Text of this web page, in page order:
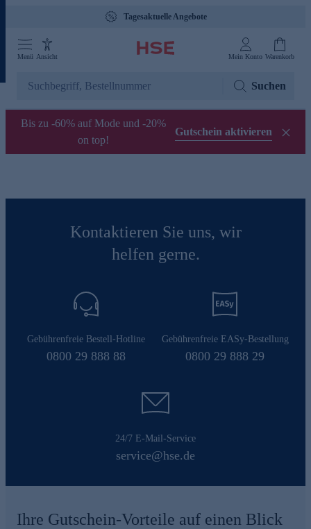
Tagesaktuelle Angebote
Menü Ansicht Mein Konto Warenkorb
Suchen
Bis zu -60% auf Mode und -20%
on top!
Gutschein aktivieren
Kontaktieren Sie uns, wir
helfen gerne.
Gebührenfreie Bestell-Hotline
0800 29 888 88
Gebührenfreie EASy-Bestellung
0800 29 888 29
24/7 E-Mail-Service
service@hse.de
Ihre Gutschein-Vorteile auf einen Blick